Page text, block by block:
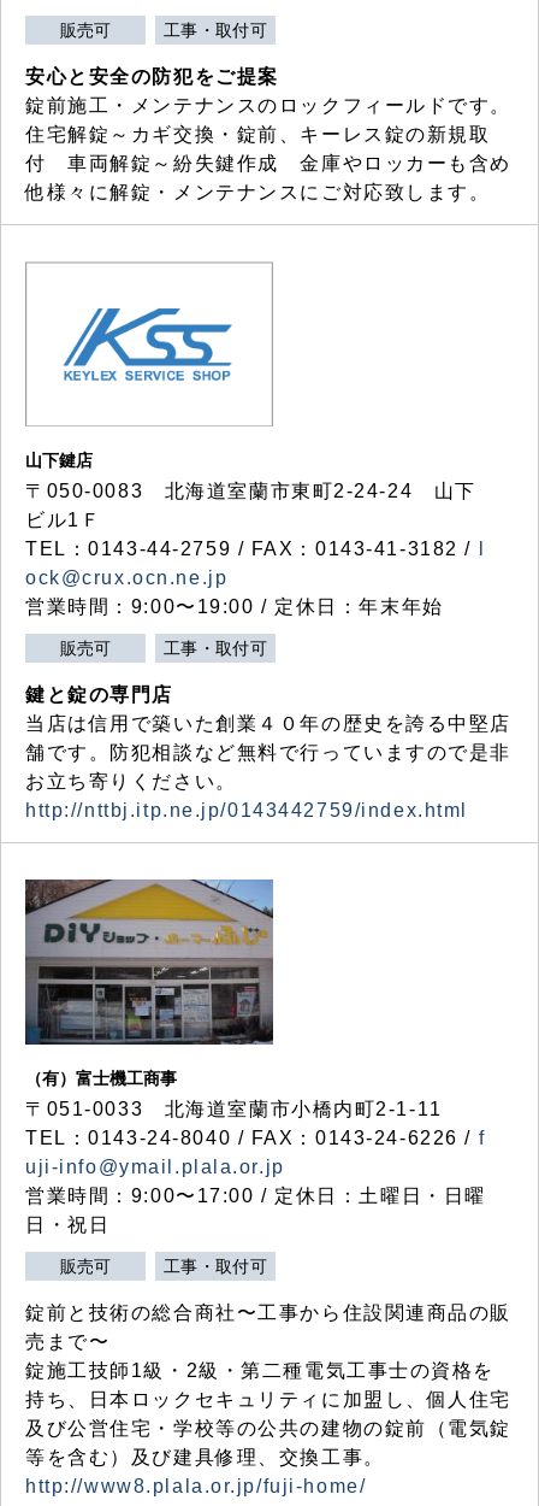
販売可 工事・取付可
安心と安全の防犯をご提案
錠前施工・メンテナンスのロックフィールドです。
住宅解錠～カギ交換・錠前、キーレス錠の新規取
付 車両解錠～紛失鍵作成 金庫やロッカーも含め
他様々に解錠・メンテナンスにご対応致します。
山下鍵店
〒050-0083 北海道室蘭市東町2-24-24 山下
ビル1Ｆ
TEL：0143-44-2759 / FAX：0143-41-3182 /
ock@crux.ocn.ne.jp
営業時間：9:00〜19:00 / 定休日：年末年始
販売可 工事・取付可
鍵と錠の専門店
当店は信用で築いた創業４０年の歴史を誇る中堅店
舗です。防犯相談など無料で行っていますので是非
お立ち寄りください。
http://nttbj.itp.ne.jp/0143442759/index.html
（有）富士機工商事
〒051-0033 北海道室蘭市小橋内町2-1-11
TEL：0143-24-8040 / FAX：0143-24-6226 / f
uji-info@ymail.plala.or.jp
営業時間：9:00〜17:00 / 定休日：土曜日・日曜
日・祝日
販売可 工事・取付可
錠前と技術の総合商社〜工事から住設関連商品の販
売まで〜
錠施工技師1級・2級・第二種電気工事士の資格を
持ち、日本ロックセキュリティに加盟し、個人住宅
及び公営住宅・学校等の公共の建物の錠前（電気錠
等を含む）及び建具修理、交換工事。
http://www8.plala.or.jp/fuji-home/